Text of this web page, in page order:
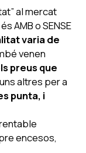
al mercat
AMB o SENSE
varia de
venen
preus que
altres per a
punta, i
encesos,